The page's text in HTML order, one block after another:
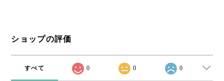
ショップの評価
すべて 0 0 0